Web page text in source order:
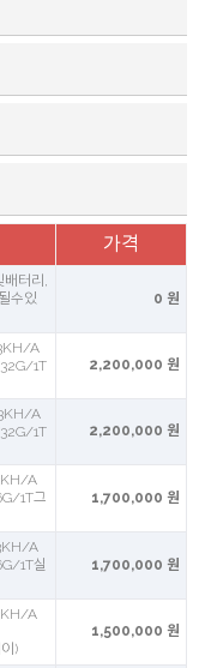
가격
배터리,
수있
0 원
A
1T
2,200,000 원
A
1T
2,200,000 원
A
1T그
1,700,000 원
A
1T실
1,700,000 원
A
)
1,500,000 원